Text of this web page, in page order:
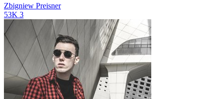
Zbigniew Preisner
53K 3